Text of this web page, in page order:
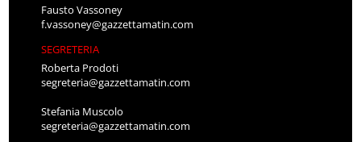
Fausto Vassoney
f.vassoney@gazzettamatin.com
SEGRETERIA
Roberta Prodoti
segreteria@gazzettamatin.com
Stefania Muscolo
segreteria@gazzettamatin.com